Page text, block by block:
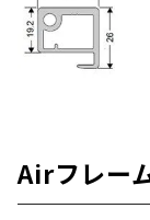
Airフレー